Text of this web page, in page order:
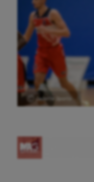
Ⓒ Gazette Sports